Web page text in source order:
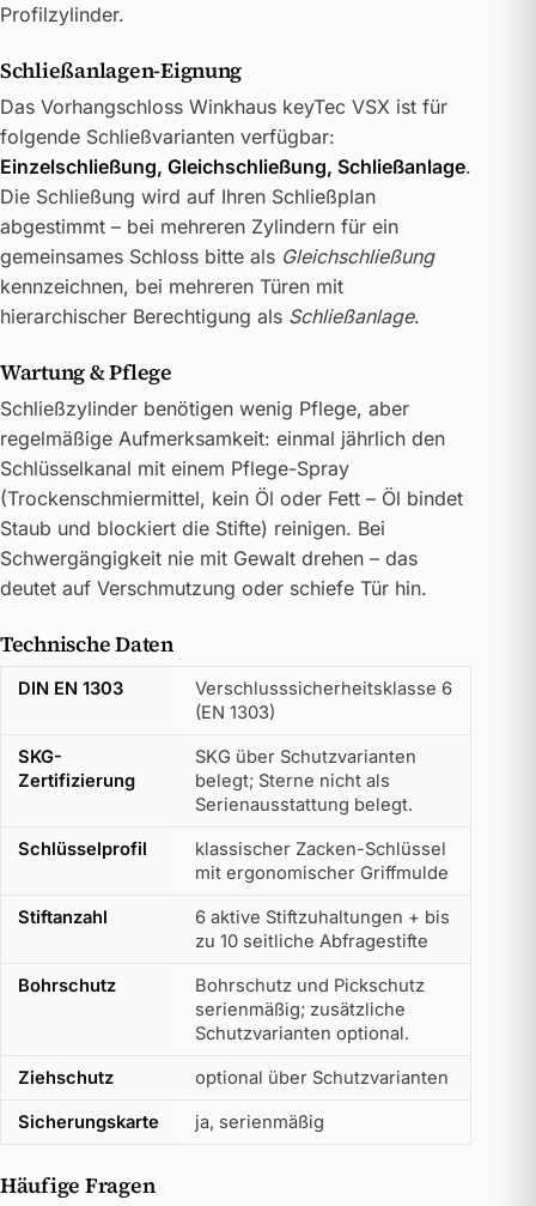
Profilzylinder.
Schließanlagen-Eignung
Das Vorhangschloss Winkhaus keyTec VSX ist für
folgende Schließvarianten verfügbar:
Einzelschließung, Gleichschließung, Schließanlage.
Die Schließung wird auf Ihren Schließplan
abgestimmt – bei mehreren Zylindern für ein
gemeinsames Schloss bitte als Gleichschließung
kennzeichnen, bei mehreren Türen mit
hierarchischer Berechtigung als Schließanlage.
Wartung & Pflege
Schließzylinder benötigen wenig Pflege, aber
regelmäßige Aufmerksamkeit: einmal jährlich den
Schlüsselkanal mit einem Pflege-Spray
(Trockenschmiermittel, kein Öl oder Fett – Öl bindet
Staub und blockiert die Stifte) reinigen. Bei
Schwergängigkeit nie mit Gewalt drehen – das
deutet auf Verschmutzung oder schiefe Tür hin.
Technische Daten
DIN EN 1303
Verschlusssicherheitsklasse 6
(EN 1303)
SKG-
Zertifizierung
SKG über Schutzvarianten
belegt; Sterne nicht als
Serienausstattung belegt.
Schlüsselprofil
klassischer Zacken-Schlüssel
mit ergonomischer Griffmulde
Stiftanzahl
6 aktive Stiftzuhaltungen + bis
zu 10 seitliche Abfragestifte
Bohrschutz
Bohrschutz und Pickschutz
serienmäßig; zusätzliche
Schutzvarianten optional.
Ziehschutz optional über Schutzvarianten
Sicherungskarte ja, serienmäßig
Häufige Fragen